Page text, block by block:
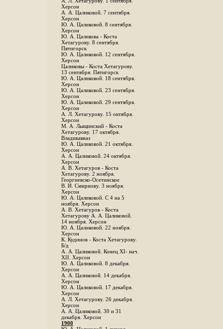
Херсон
А. А. Цаликовой. 7 сентября.
Херсон
Ю. А. Цаликовой. 8 сентября.
Херсон
Ю. А. Цаликова - Коста
Хетагурову. 8 сентября.
Пятигорск
Ю. А. Цаликовой. 12 сентября.
Херсон
Цаликовы - Коста Хетагурову.
13 сентября. Пятигорск
Ю. А. Цаликовой. 18 сентября.
Херсон
Ю. А. Цаликовой. 23 сентября.
Херсон
Ю. А. Цаликовой. 29 сентября.
Херсон
А. Л. Хетагурову. 15 октября.
Херсон
М. А. Лыщинский - Коста
Хетагурову. 17 октября.
Владикавказ
Ю. А. Цаликовой. 21 октября.
Херсон
А. А. Цаликовой. 24 октября.
Херсон
A. В. Хетагуров - Коста
Хетагурову. 2 ноября.
Георгиевско-Осетинское
B. И. Смирнову. 3 ноября.
Херсон
Ю. А. Цаликовой. С 4 на 5
ноября. Херсон
А. В. Хетагуров - Коста
Хетагурову А. А. Цаликовой.
14 ноября. Херсон
Ю. А. Цаликовой. 22 ноября.
Херсон
К. Кудинов - Коста Хетагурову.
Б/д
А. А. Цаликовой. Конец XI- нач.
XII. Херсон
Ю. А. Цаликовой. 8 декабря.
Херсон
А. А. Цаликовой. 14 декабря.
Херсон
Ю. А. Цаликовой. 17 декабря.
Херсон
А. Л. Хетагурову. 26 декабря.
Херсон
А. А. Цаликовой. 30 и 31
декабря. Херсон
1900